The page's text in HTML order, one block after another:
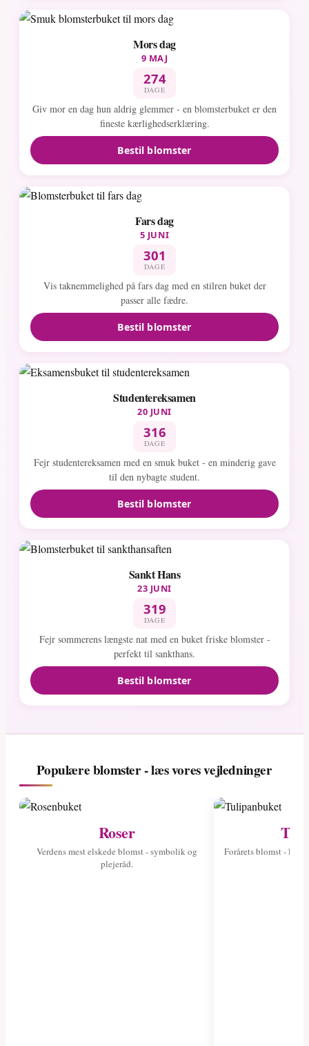
Mors dag
9 MAJ
274
DAGE
Giv mor en dag hun aldrig glemmer - en blomsterbuket er den
fineste kærlighedserklæring.
Bestil blomster
Fars dag
5 JUNI
301
DAGE
Vis taknemmelighed på fars dag med en stilren buket der
passer alle fædre.
Bestil blomster
Studentereksamen
20 JUNI
316
DAGE
Fejr studentereksamen med en smuk buket - en minderig gave
til den nybagte student.
Bestil blomster
Sankt Hans
23 JUNI
319
DAGE
Fejr sommerens længste nat med en buket friske blomster -
perfekt til sankthans.
Bestil blomster
Populære blomster - læs vores vejledninger
Roser
Verdens mest elskede blomst - symbolik og
plejeråd.
Forårets blomst - læs